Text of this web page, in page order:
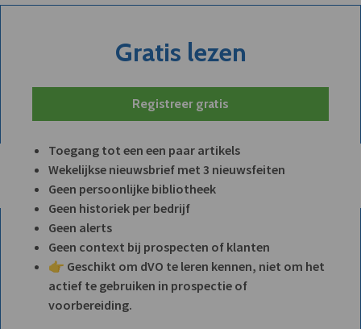
Gratis lezen
Registreer gratis
Toegang tot een een paar artikels
Wekelijkse nieuwsbrief met 3 nieuwsfeiten
Geen persoonlijke bibliotheek
Geen historiek per bedrijf
Geen alerts
Geen context bij prospecten of klanten
👉 Geschikt om dVO te leren kennen, niet om het
actief te gebruiken in prospectie of
voorbereiding.